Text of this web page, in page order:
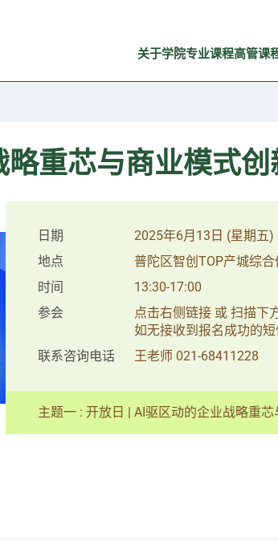
关于学院专业课程高管课
重芯与商业模式创
日期
2025年6月13日 (星期五)
地点
普陀区智创TOP产城综
时间
13:30-17:00
参会
点击右侧链接 或 扫描下
如无接收到报名成功的
联系咨询电话
王老师 021-68411228
主题一 : 开放日 | AI驱区动的企业战略重